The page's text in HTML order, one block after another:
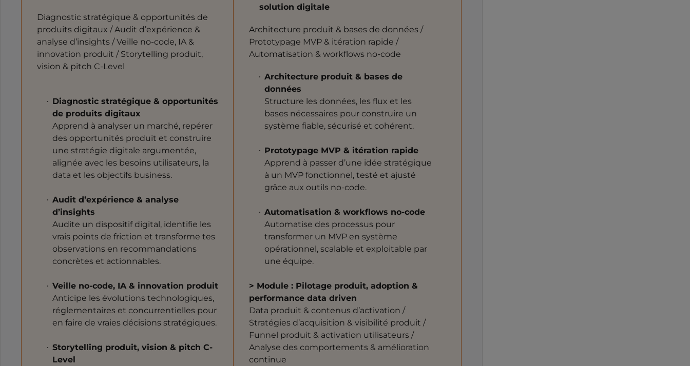
Diagnostic stratégique & opportunités de
produits digitaux / Audit d’expérience &
analyse d’insights / Veille no-code, IA &
innovation produit / Storytelling produit,
vision & pitch C-Level
Diagnostic stratégique & opportunités
de produits digitaux
Apprend à analyser un marché, repérer
des opportunités produit et construire
une stratégie digitale argumentée,
alignée avec les besoins utilisateurs, la
data et les objectifs business.
Audit d’expérience & analyse
d’insights
Audite un dispositif digital, identifie les
vrais points de friction et transforme tes
observations en recommandations
concrètes et actionnables.
Veille no-code, IA & innovation produit
Anticipe les évolutions technologiques,
réglementaires et concurrentielles pour
en faire de vraies décisions stratégiques.
Storytelling produit, vision & pitch C-
Level
solution digitale
Architecture produit & bases de données /
Prototypage MVP & itération rapide /
Automatisation & workflows no-code
Architecture produit & bases de
données
Structure les données, les flux et les
bases nécessaires pour construire un
système fiable, sécurisé et cohérent.
Prototypage MVP & itération rapide
Apprend à passer d’une idée stratégique
à un MVP fonctionnel, testé et ajusté
grâce aux outils no-code.
Automatisation & workflows no-code
Automatise des processus pour
transformer un MVP en système
opérationnel, scalable et exploitable par
une équipe.
> Module : Pilotage produit, adoption &
performance data driven
Data produit & contenus d’activation /
Stratégies d’acquisition & visibilité produit /
Funnel produit & activation utilisateurs /
Analyse des comportements & amélioration
continue